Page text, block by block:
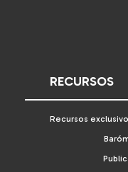
RECURSOS
Recursos